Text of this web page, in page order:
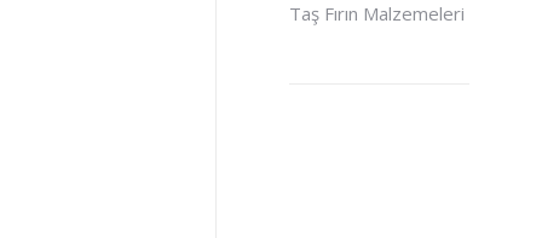
Taş Fırın Malzemeleri